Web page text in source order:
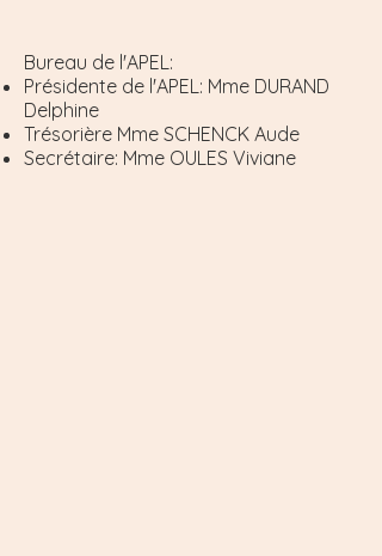
Bureau de l'APEL:
Présidente de l'APEL: Mme DURAND
Delphine
Trésorière Mme SCHENCK Aude
Secrétaire: Mme OULES Viviane